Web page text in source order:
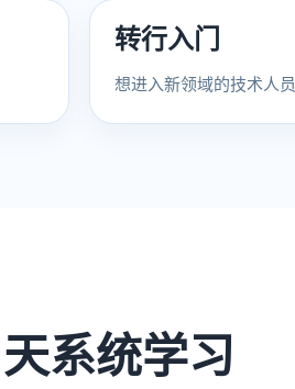
转行入门
想进入新领域的技术人员
系统学习